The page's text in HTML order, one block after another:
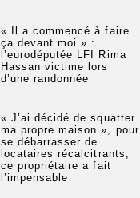
« Il a commencé à faire
ça devant moi » :
l’eurodéputée LFI Rima
Hassan victime lors
d’une randonnée
« J’ai décidé de squatter
ma propre maison », pour
se débarrasser de
locataires récalcitrants,
ce propriétaire a fait
l’impensable